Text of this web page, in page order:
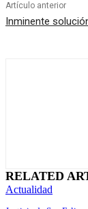
Artículo anterior
Inminente
RELATED
Actualidad